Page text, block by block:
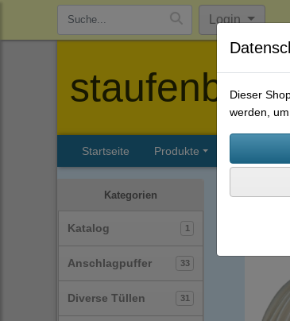
Login
staufenbiel-
Startseite Produkte
Kategorien
Katalog 1
Anschlagpuffer 33
Diverse Tüllen 31
Dieser
werden,